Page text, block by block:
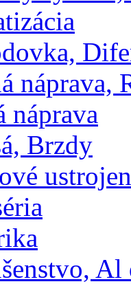
náprava,
náprava
Brzdy
Al